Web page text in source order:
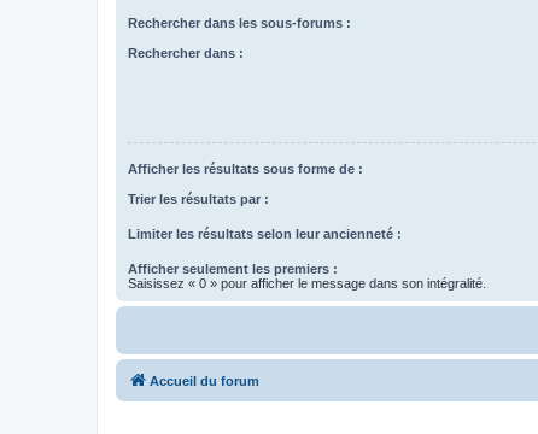
Rechercher dans les sous-forums :
Rechercher dans :
Afficher les résultats sous forme de :
Trier les résultats par :
Limiter les résultats selon leur ancienneté :
Afficher seulement les premiers :
Saisissez « 0 » pour afficher le message dans son intégralité.
Accueil du forum